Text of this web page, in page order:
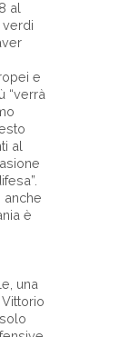
al
e
“verrà
al
anche
è
una